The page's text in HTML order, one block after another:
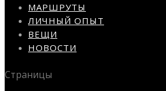
МАРШРУТЫ
ЛИЧНЫЙ ОПЫТ
ВЕЩИ
НОВОСТИ
Страницы